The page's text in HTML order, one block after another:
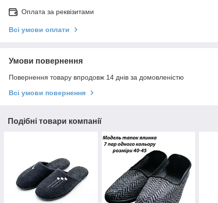
Оплата за реквізитами
Всі умови оплати
Умови повернення
Повернення товару впродовж 14 днів за домовленістю
Всі умови повернення
Подібні товари компанії